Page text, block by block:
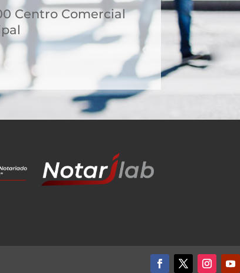
Centro Comercial